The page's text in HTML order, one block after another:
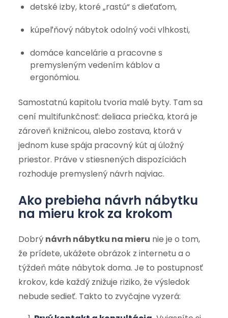
detské izby, ktoré „rastú“ s dieťaťom,
kúpeľňový nábytok odolný voči vlhkosti,
domáce kancelárie a pracovne s
premysleným vedením káblov a
ergonómiou.
Samostatnú kapitolu tvoria malé byty. Tam sa
cení multifunkčnosť: deliaca priečka, ktorá je
zároveň knižnicou, alebo zostava, ktorá v
jednom kuse spája pracovný kút aj úložný
priestor. Práve v stiesnených dispozíciách
rozhoduje premyslený návrh najviac.
Ako prebieha návrh nábytku
na mieru krok za krokom
Dobrý návrh nábytku na mieru nie je o tom,
že prídete, ukážete obrázok z internetu a o
týždeň máte nábytok doma. Je to postupnosť
krokov, kde každý znižuje riziko, že výsledok
nebude sedieť. Takto to zvyčajne vyzerá: